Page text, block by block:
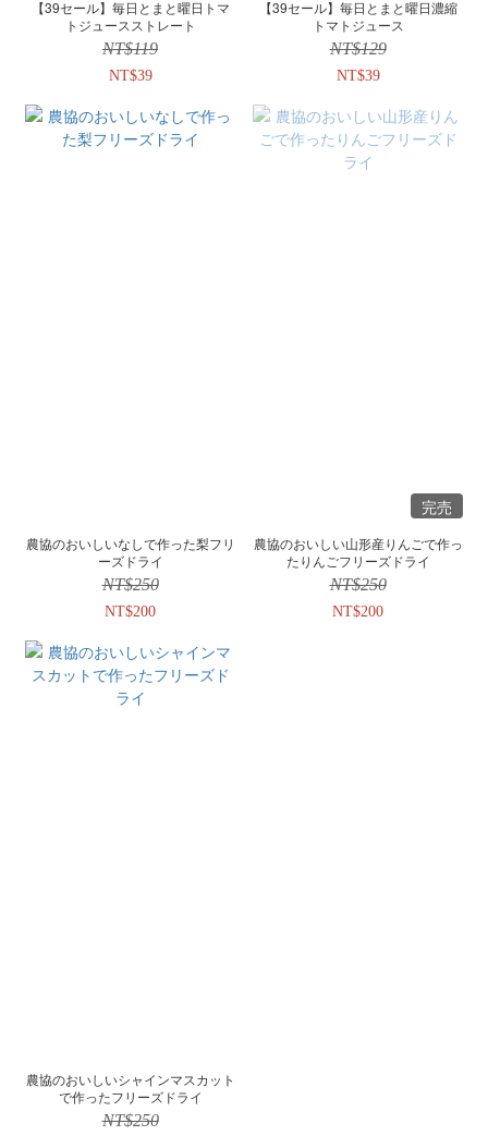
【39セール】毎日とまと曜日トマ
トジュースストレート
NT$119
NT$39
【39セール】毎日とまと曜日濃縮
トマトジュース
NT$129
NT$39
農協のおいしいなしで作った梨フリ
ーズドライ
NT$250
NT$200
完売
農協のおいしい山形産りんごで作っ
たりんごフリーズドライ
NT$250
NT$200
農協のおいしいシャインマスカット
で作ったフリーズドライ
NT$250